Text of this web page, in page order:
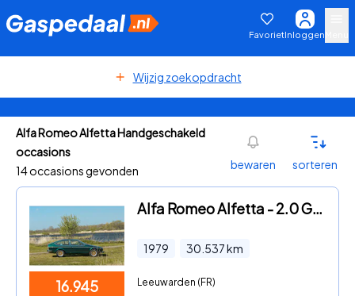
FavorietInloggen
Wijzig zoekopdracht
Alfa Romeo Alfetta Handgeschakeld
occasions
14 occasions gevonden
bewaren sorteren
16.945
Alfa Romeo Alfetta - 2.0 GT Veloce | 15" Ronal velgen
1979 30.537km
Leeuwarden (FR)